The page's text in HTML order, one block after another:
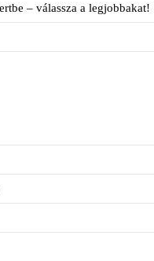
– válassza a legjobbakat!